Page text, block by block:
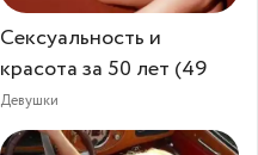
Сексуальность и
красота за 50 лет (49
Девушки